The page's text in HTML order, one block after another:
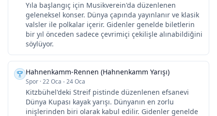
Yıla başlangıç için Musikverein'da düzenlenen
geleneksel konser. Dünya çapında yayınlanır ve klasik
valsler ile polkalar içerir. Gidenler genelde biletlerin
bir yıl önceden sadece çevrimiçi çekilişle alınabildiğini
söylüyor.
Hahnenkamm-Rennen (Hahnenkamm Yarışı)
Spor ·22 Oca - 24 Oca
Kitzbühel'deki Streif pistinde düzenlenen efsanevi
Dünya Kupası kayak yarışı. Dünyanın en zorlu
inişlerinden biri olarak kabul edilir. Gidenler genelde